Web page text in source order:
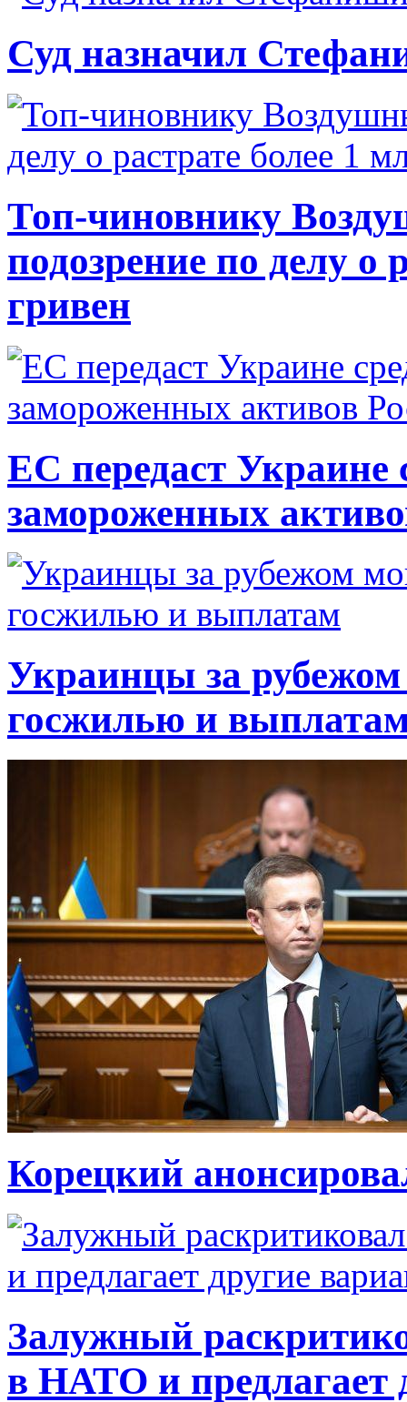
Суд назначил
Топ-чиновнику
подозрение по делу о
гривен
ЕС передаст Украине
замороженных
Украинцы за рубежом
госжилью и
Корецкий
Залужный
в НАТО и предлагает